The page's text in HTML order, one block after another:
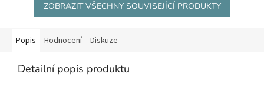
ZOBRAZIT VŠECHNY SOUVISEJÍCÍ PRODUKTY
Popis Hodnocení Diskuze
Detailní popis produktu